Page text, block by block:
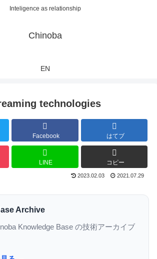
Inteligence as relationship
Chinoba
EN
technologies
Facebook はてブ
LINE コピー
2023.02.03 2021.07.29
Archive
Knowledge Base の技術アーカイブ